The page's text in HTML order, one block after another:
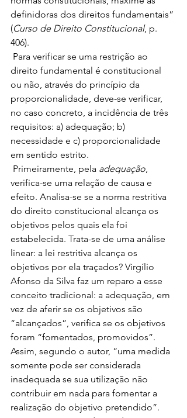
definidoras dos direitos fundamentais”
(Curso de Direito Constitucional, p.
406).
direito fundamental é constitucional
ou não, através do princípio da
proporcionalidade, deve-se verificar,
no caso concreto, a incidência de três
requisitos: a) adequação; b)
necessidade e c) proporcionalidade
em sentido estrito.
Primeiramente, pela adequação,
verifica-se uma relação de causa e
efeito. Analisa-se se a norma restritiva
do direito constitucional alcança os
objetivos pelos quais ela foi
estabelecida. Trata-se de uma análise
linear: a lei restritiva alcança os
objetivos por ela traçados? Virgílio
Afonso da Silva faz um reparo a esse
conceito tradicional: a adequação, em
vez de aferir se os objetivos são
“alcançados”, verifica se os objetivos
foram “fomentados, promovidos”.
Assim, segundo o autor, “uma medida
somente pode ser considerada
inadequada se sua utilização não
contribuir em nada para fomentar a
realização do objetivo pretendido”.